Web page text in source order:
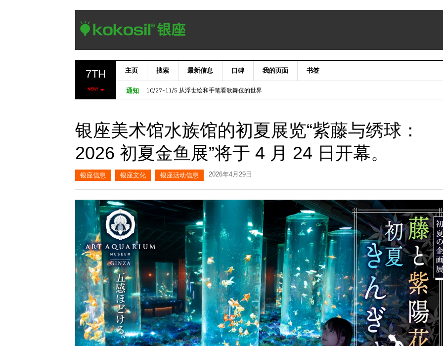
7TH
NEW!
主页 搜索 最新信息 口碑 我的页面 书签
通知
11/6～ 【欧洲七叶树门】Marronniergate CLASSIC&LUXURY X’mas2015
10/27-11/5 从浮世绘和手笔看歌舞伎的世界
银座美术馆水族馆的初夏展览“紫藤与绣球：
2026 初夏金鱼展”将于 4 月 24 日开幕。
银座信息 银座文化 银座活动信息 2026年4月29日